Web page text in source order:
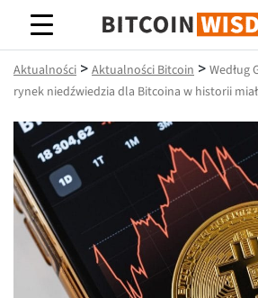
Mądrość
Aktualności > Aktualności Bitcoin > Według
rynek niedźwiedzia dla Bitcoina w historii